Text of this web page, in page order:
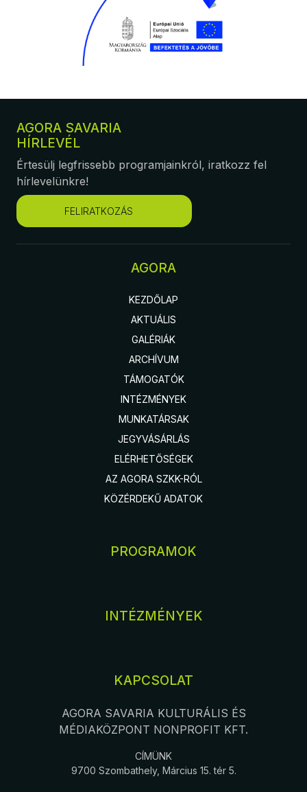
AGORA SAVARIA
HÍRLEVÉL
Értesülj legfrissebb programjainkról, iratkozz fel
hírlevelünkre!
FELIRATKOZÁS
AGORA
KEZDŐLAP
AKTUÁLIS
GALÉRIÁK
ARCHÍVUM
TÁMOGATÓK
INTÉZMÉNYEK
MUNKATÁRSAK
JEGYVÁSÁRLÁS
ELÉRHETŐSÉGEK
AZ AGORA SZKK-RÓL
KÖZÉRDEKŰ ADATOK
PROGRAMOK
INTÉZMÉNYEK
KAPCSOLAT
AGORA SAVARIA KULTURÁLIS ÉS
MÉDIAKÖZPONT NONPROFIT KFT.
CÍMÜNK
9700 Szombathely, Március 15. tér 5.